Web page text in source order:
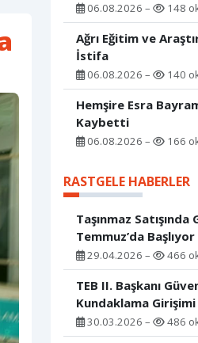
06.08.2026 – 148
Ağrı Eğitim ve
İstifa
06.08.2026 – 140
Hemşire Esra
Kaybetti
06.08.2026 – 166
RASTGELE HABERLER
Taşınmaz
Temmuz’da Başlıyor
29.04.2026 – 466
TEB II. Başkanı
Kundaklama Girişimi
30.03.2026 – 486